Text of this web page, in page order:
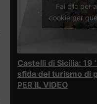
Fai clic per
cookie per
Castelli di Sicilia: 19
sfida del turismo di
PER IL VIDEO